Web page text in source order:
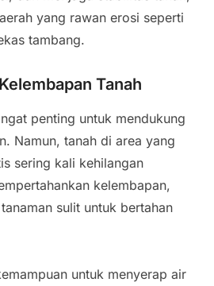
yang rawan erosi seperti
tambang.
Tanah
penting untuk mendukung
Namun, tanah di area yang
sering kali kehilangan
kelembapan,
sulit untuk bertahan
untuk menyerap air